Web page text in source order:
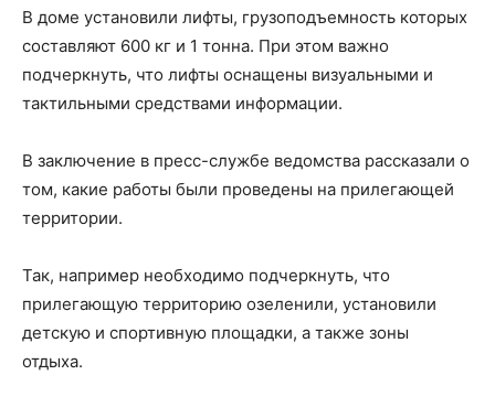
В доме установили лифты, грузоподъемность которых
составляют 600 кг и 1 тонна. При этом важно
подчеркнуть, что лифты оснащены визуальными и
тактильными средствами информации.
В заключение в пресс-службе ведомства рассказали о
том, какие работы были проведены на прилегающей
территории.
Так, например необходимо подчеркнуть, что
прилегающую территорию озеленили, установили
детскую и спортивную площадки, а также зоны
отдыха.